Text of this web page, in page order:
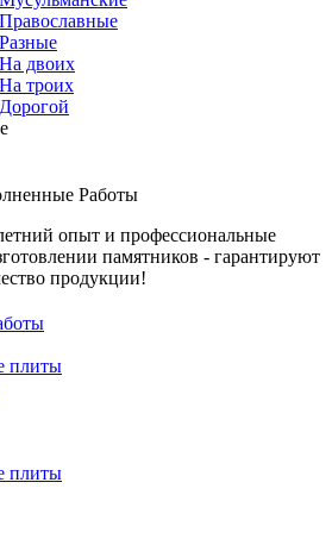
Православные
Разные
На двоих
На троих
Дорогой
Работы
опыт и профессиональные
памятников - гарантируют
продукции!
плиты
плиты